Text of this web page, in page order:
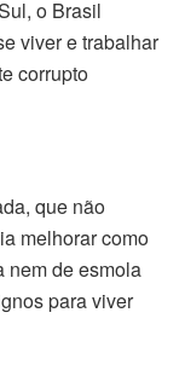
o Brasil
viver e trabalhar
corrupto
que não
melhorar como
nem de esmola
para viver